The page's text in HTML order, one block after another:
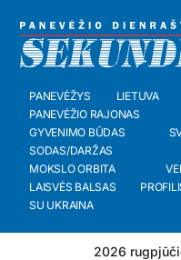
PANEVĖŽYS LIETUVA
PANEVĖŽIO RAJONAS
GYVENIMO BŪDAS
SODAS/DARŽAS
MOKSLO ORBITA
LAISVĖS BALSAS
SU UKRAINA
2026